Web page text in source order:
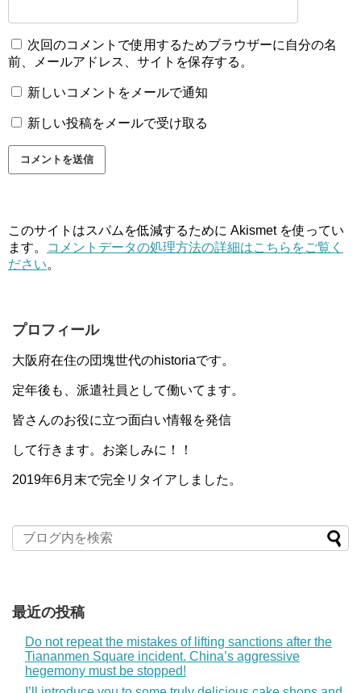
次回のコメントで使用するためブラウザーに自分の名
前、メールアドレス、サイトを保存する。
新しいコメントをメールで通知
新しい投稿をメールで受け取る
このサイトはスパムを低減するために Akismet を使ってい
ます。
コメントデータの処理方法の詳細はこちらをご覧く
ださい。
プロフィール
大阪府在住の団塊世代のhistoriaです。
定年後も、派遣社員として働いてます。
皆さんのお役に立つ面白い情報を発信
して行きます。お楽しみに！！
2019年6月末で完全リタイアしました。
最近の投稿
Do not repeat the mistakes of lifting sanctions after the
Tiananmen Square incident. China’s aggressive
hegemony must be stopped!